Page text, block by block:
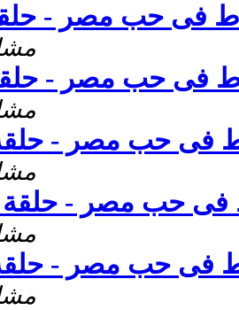
فى حب مصر - حلقة 19
613
فى حب مصر - حلقة 26
583
فى حب مصر - حلقة 10
591
حب مصر - حلقة 26 اكتوبر
700
فى حب مصر - حلقة 28
551